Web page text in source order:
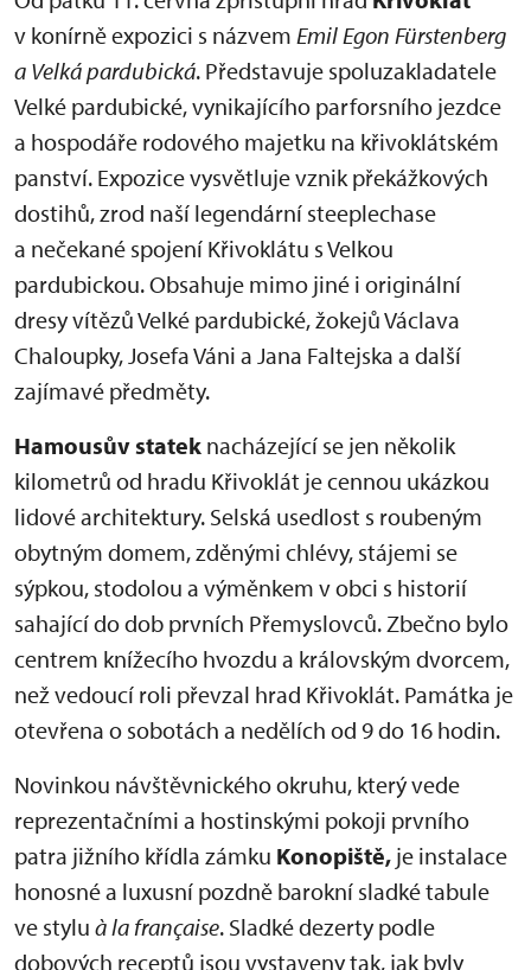
v konírně expozici s názvem Emil Egon Fürstenberg
a Velká pardubická. Představuje spoluzakladatele
Velké pardubické, vynikajícího parforsního jezdce
a hospodáře rodového majetku na křivoklátském
panství. Expozice vysvětluje vznik překážkových
dostihů, zrod naší legendární steeplechase
a nečekané spojení Křivoklátu s Velkou
pardubickou. Obsahuje mimo jiné i originální
dresy vítězů Velké pardubické, žokejů Václava
Chaloupky, Josefa Váni a Jana Faltejska a další
zajímavé předměty.
Hamousův statek nacházející se jen několik
kilometrů od hradu Křivoklát je cennou ukázkou
lidové architektury. Selská usedlost s roubeným
obytným domem, zděnými chlévy, stájemi se
sýpkou, stodolou a výměnkem v obci s historií
sahající do dob prvních Přemyslovců. Zbečno bylo
centrem knížecího hvozdu a královským dvorcem,
než vedoucí roli převzal hrad Křivoklát. Památka je
otevřena o sobotách a nedělích od 9 do 16 hodin.
Novinkou návštěvnického okruhu, který vede
reprezentačními a hostinskými pokoji prvního
patra jižního křídla zámku Konopiště, je instalace
honosné a luxusní pozdně barokní sladké tabule
ve stylu à la française. Sladké dezerty podle
dobových receptů jsou vystaveny tak, jak byly